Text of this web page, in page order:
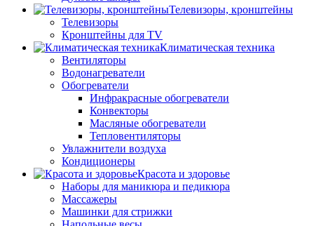
Телевизоры, кронштейны
Телевизоры
Кронштейны для TV
Климатическая техника
Вентиляторы
Водонагреватели
Обогреватели
Инфракрасные обогреватели
Конвекторы
Масляные обогреватели
Тепловентиляторы
Увлажнители воздуха
Кондиционеры
Красота и здоровье
Наборы для маникюра и педикюра
Массажеры
Машинки для стрижки